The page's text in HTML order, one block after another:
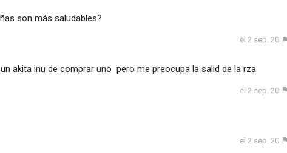
son más saludables?
el 2 sep. 20
akita inu de comprar uno pero me preocupa la salid de la rza
el 2 sep. 20
el 2 sep. 20